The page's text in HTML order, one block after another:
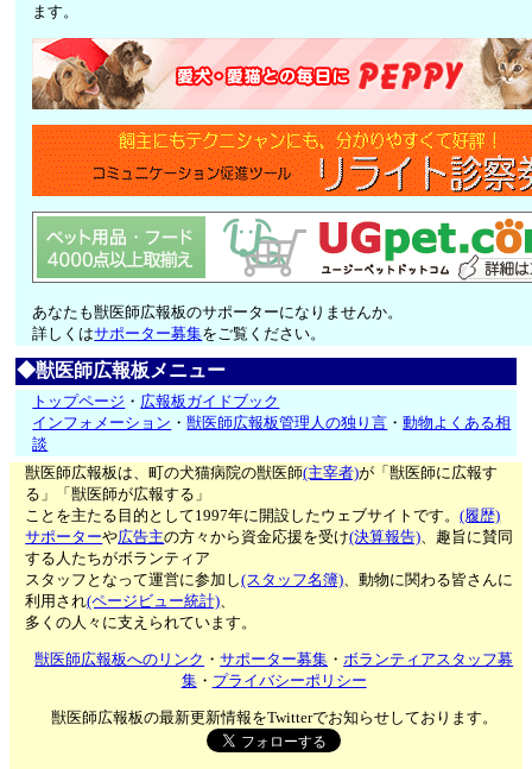
ます。
あなたも獣医師広報板のサポーターになりませんか。
詳しくはサポーター募集をご覧ください。
◆獣医師広報板メニュー
トップページ ・ 広報板ガイドブック
インフォメーション ・獣医師広報板管理人の独り言 ・動物よくある相
談
獣医師広報板は、町の犬猫病院の獣医師(主宰者)が「獣医師に広報す
る」「獣医師が広報する」
ことを主たる目的として1997年に開設したウェブサイトです。(履歴)
サポーターや広告主の方々から資金応援を受け(決算報告)、趣旨に賛同
する人たちがボランティア
スタッフとなって運営に参加し(スタッフ名簿)、動物に関わる皆さんに
利用され(ページビュー統計)、
多くの人々に支えられています。
獣医師広報板へのリンク ・サポーター募集 ・ボランティアスタッフ募
集・ プライバシーポリシー
獣医師広報板の最新更新情報をTwitterでお知らせしております。